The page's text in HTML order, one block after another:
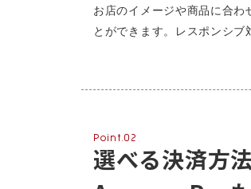
お店のイメージや商品に合
とができます。レスポンシブ
Point.02
選べる決済方